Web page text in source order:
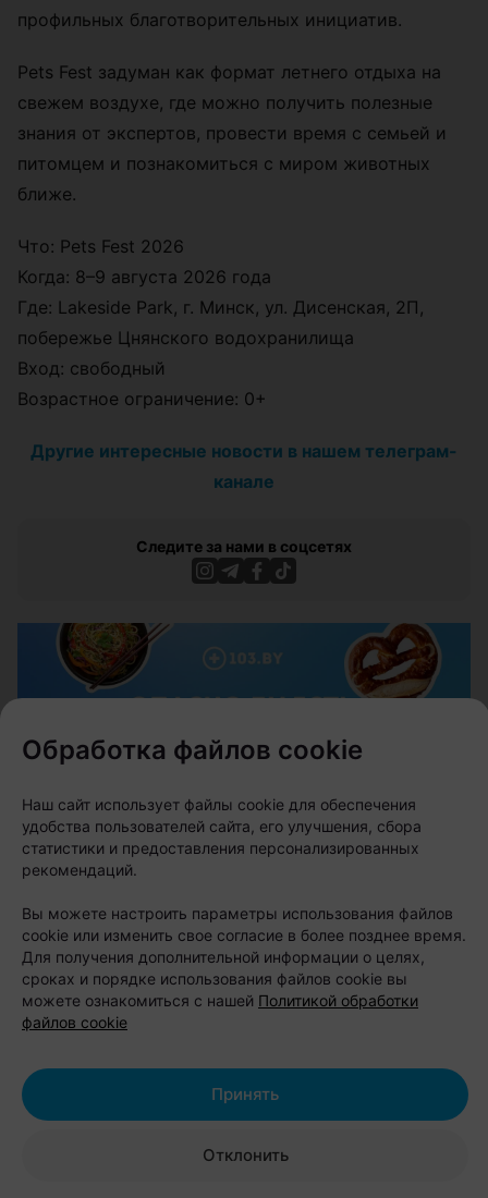
фотозоны и интерактивные площадки
партнеров;
благотворительная «Зона добра», где будут
ищут новый дом.
Благотворительность
Организаторы традиционно уделяют внимание
помощи бездомным животным: часть средств от
продажи квест-карт направят на поддержку
профильных благотворительных инициатив.
Pets Fest задуман как формат летнего отдыха на
свежем воздухе, где можно получить полезные
знания от экспертов, провести время с семьей и
питомцем и познакомиться с миром животных
Когда: 8–9 августа 2026 года
Где: Lakeside Park, г. Минск, ул. Дисенская, 2П,
Вход: свободный
Возрастное ограничение: 0+
канале
Следите за нами в соцсетях
Обработка файлов cookie
Наш сайт использует файлы cookie для обеспечения
удобства пользователей сайта, его улучшения, сбора
статистики и предоставления персонализированных
рекомендаций.
Вы можете настроить параметры использования файлов
cookie или изменить свое согласие в более позднее время.
Для получения дополнительной информации о целях,
сроках и порядке использования файлов cookie вы
можете ознакомиться с нашей Политикой обработки
файлов cookie
Отклонить
Принять